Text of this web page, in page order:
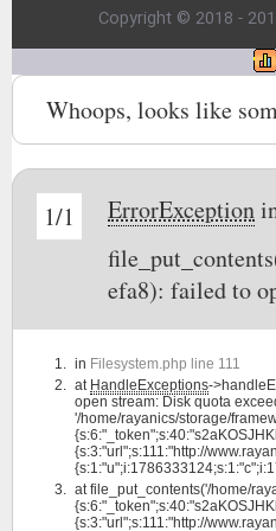
Copyright © 2018 -
Whoops, looks like
1/1 ErrorException
efa8): failed to
in Filesystem.php line 111
at HandleExceptions-
open stream: Disk quota
'/home/rayanics/storage/
{s:3:"url";s:111:"http://
atfile_put_contents('/home/
{s:3:"url";s:111:"http://